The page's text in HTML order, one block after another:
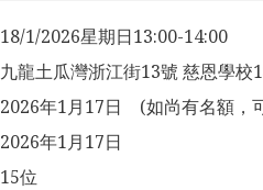
18/1/2026星期日13:00-14:00
九龍土瓜灣浙江街13號 慈恩學校
2026年1月17日 (如尚有名額，
2026年1月17日
15位